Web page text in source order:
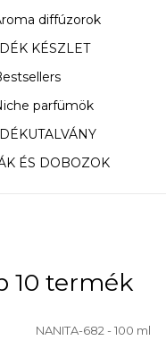
diffúzorok
KÉSZLET
parfümök
ÉS DOBOZOK
10 termék
NANITA-682 - 100 ml